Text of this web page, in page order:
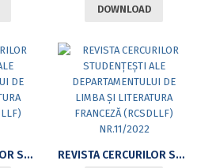
DOWNLOAD
REVISTA CERCURILOR STUDENȚEȘTI ALE DEPARTAMENTULUI DE LIMBA ȘI LITERATURA FRANCEZĂ (RCSDLLF) NR.12/2023 REVISTA CERCURILOR STUDENȚEȘTI ALE DEPARTAMENTULUI DE LIMBA ȘI LITERATURA FRANCEZĂ (RCSDLLF) NR.11/2022